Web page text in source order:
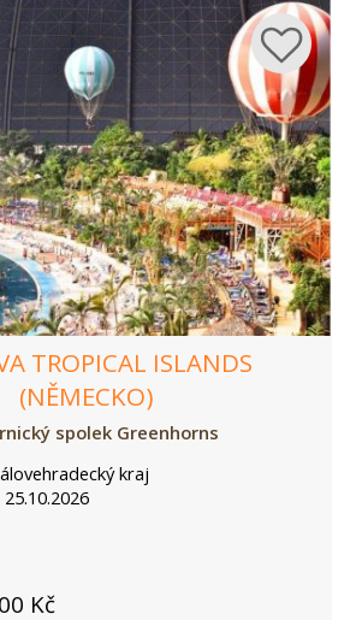
TROPICAL ISLANDS
(NĚMECKO)
spolek Greenhorns
kraj
Kč